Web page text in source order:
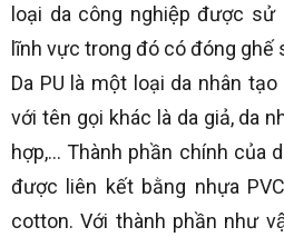
loại da công nghiệp được sử
lĩnh vực trong đó có đóng ghế
Da PU là một loại da nhân
với tên gọi khác là da giả, da
hợp,… Thành phần chính của
được liên kết bằng nhựa
cotton. Với thành phần như